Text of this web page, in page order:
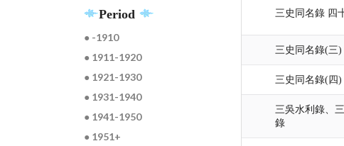
Period
● -1910
● 1911-1920
● 1921-1930
● 1931-1940
● 1941-1950
● 1951+
三史同名錄 四
三史同名錄(三)
三史同名錄(四)
三吳水利錄、
錄